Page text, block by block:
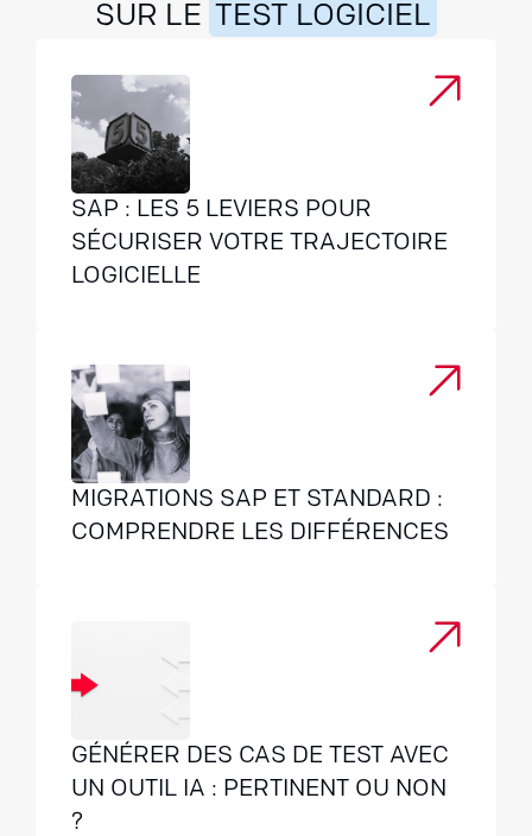
SUR LE
TEST LOGICIEL
SAP : LES 5 LEVIERS POUR
SÉCURISER VOTRE TRAJECTOIRE
LOGICIELLE
MIGRATIONS SAP ET STANDARD :
COMPRENDRE LES DIFFÉRENCES
GÉNÉRER DES CAS DE TEST AVEC
UN OUTIL IA : PERTINENT OU NON
?